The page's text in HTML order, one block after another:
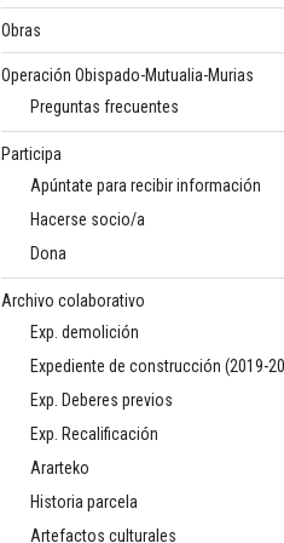
Obras
Operación Obispado-Mutualia-Murias
Preguntas frecuentes
Participa
Apúntate para recibir información
Hacerse socio/a
Dona
Archivo colaborativo
Exp. demolición
Expediente de construcción (2019-
Exp. Deberes previos
Exp. Recalificación
Ararteko
Historia parcela
Artefactos culturales